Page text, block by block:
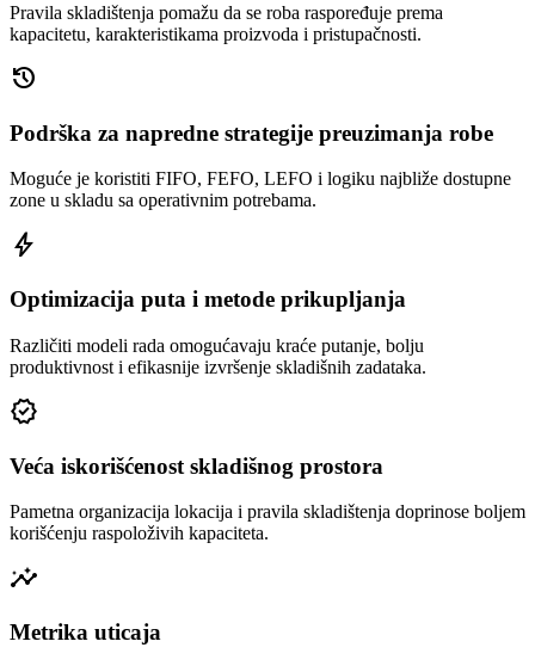
Pravila skladištenja pomažu da se roba raspoređuje prema
kapacitetu, karakteristikama proizvoda i pristupačnosti.
history
Podrška za napredne strategije preuzimanja robe
Moguće je koristiti FIFO, FEFO, LEFO i logiku najbliže dostupne
zone u skladu sa operativnim potrebama.
bolt
Optimizacija puta i metode prikupljanja
Različiti modeli rada omogućavaju kraće putanje, bolju
produktivnost i efikasnije izvršenje skladišnih zadataka.
verified
Veća iskorišćenost skladišnog prostora
Pametna organizacija lokacija i pravila skladištenja doprinose boljem
korišćenju raspoloživih kapaciteta.
insights
Metrika uticaja